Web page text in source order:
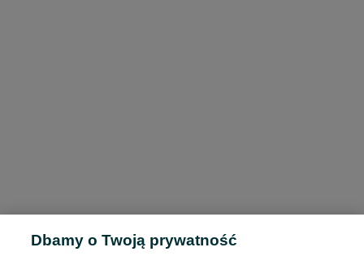
Dbamy o Twoją prywatność